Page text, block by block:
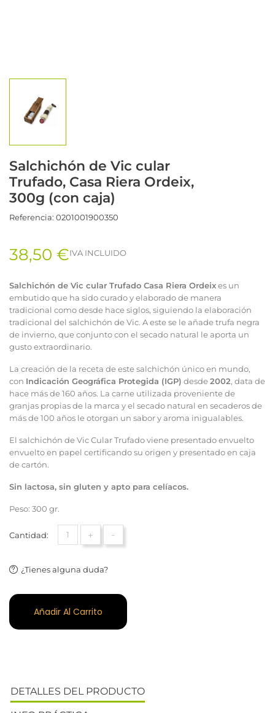
Salchichón de Vic cular
Trufado, Casa Riera Ordeix,
300g (con caja)
Referencia: 0201001900350
38,50 €IVA INCLUIDO
Salchichón de Vic cular Trufado Casa Riera Ordeixes un
embutido que ha sido curado y elaborado de manera
tradicional como desde hace siglos, siguiendo la elaboración
tradicional del salchichón de Vic. A este se le añade trufa negra
de invierno, que conjunto con el secado natural le aporta un
gusto extraordinario.
La creación de la receta de este salchichón único en mundo,
con Indicación Geográfica Protegida (IGP) desde2002, data de
hace más de 160 años. La carne utilizada proveniente de
granjas propias de la marca y el secado natural en secaderos de
más de 100 años le otorgan un sabor y aroma inigualables.
El salchichón de Vic Cular Trufado viene presentado envuelto
envuelto en papel certificando su origen y presentado en caja
de cartón.
Sin lactosa, sin gluten y apto para celíacos.
Peso: 300 gr.
Cantidad: + -
¿Tienes alguna duda?
Añadir Al Carrito
DETALLES DEL PRODUCTO